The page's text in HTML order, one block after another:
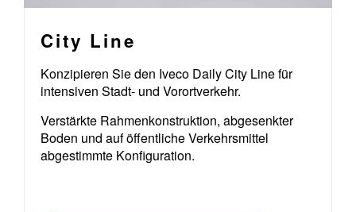
City Line
Konzipieren Sie den Iveco Daily City Line für
intensiven Stadt- und Vorortverkehr.
Verstärkte Rahmenkonstruktion, abgesenkter
Boden und auf öffentliche Verkehrsmittel
abgestimmte Konfiguration.